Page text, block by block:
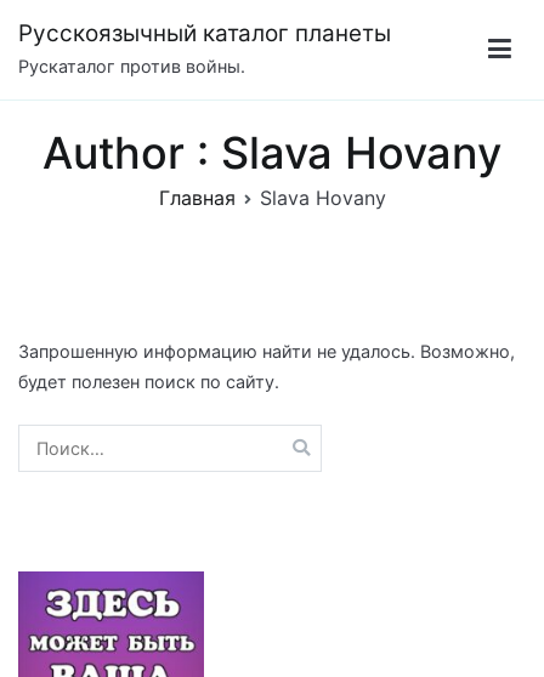
содержимому
Русскоязычный каталог планеты
Рускаталог против войны.
Author : Slava Hovany
Главная Slava Hovany
Запрошенную информацию найти не удалось. Возможно,
будет полезен поиск по сайту.
Найти: